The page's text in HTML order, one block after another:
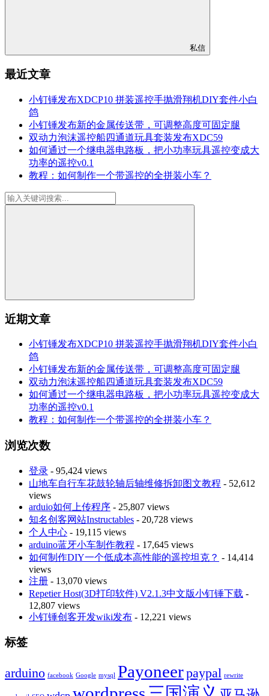
私信
最近文章
小钉锤发布XDCP10 拼装遥控手抛滑翔机DIY套件小白
鸽
小钉锤发布新的金属传送带，可调整高度可固定腿
双动力泡沫遥控船四通道玩具套装发布XDC59
如何通过一个继电器电路板，把小功率玩具遥控变成大
功率的遥控v0.1
教程：如何制作一个带遥控的全拼装小车？
近期文章
小钉锤发布XDCP10 拼装遥控手抛滑翔机DIY套件小白
鸽
小钉锤发布新的金属传送带，可调整高度可固定腿
双动力泡沫遥控船四通道玩具套装发布XDC59
如何通过一个继电器电路板，把小功率玩具遥控变成大
功率的遥控v0.1
教程：如何制作一个带遥控的全拼装小车？
浏览次数
登录 - 95,424 views
山地车自行车花鼓轮轴后轴维修拆卸图文教程 - 52,612
views
arduio如何上传程序 - 25,807 views
知名创客网站Instructables - 20,728 views
个人中心 - 19,115 views
arduino蓝牙小车制作教程 - 17,645 views
如何制作DIY一个低成本高性能的遥控坦克？ - 14,414
views
注册 - 13,070 views
Repetier Host(3D打印软件) V2.1.3中文版小钉锤下载 -
12,807 views
小钉锤创客开发wiki发布 - 12,221 views
标签
arduino facebook Google mysql Payoneerpaypal rewrite